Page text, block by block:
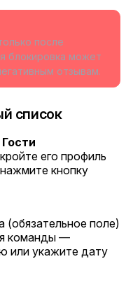
после
блокировка может
отзывам.
список
его профиль
нажмите кнопку
(обязательное поле)
команды —
или укажите дату